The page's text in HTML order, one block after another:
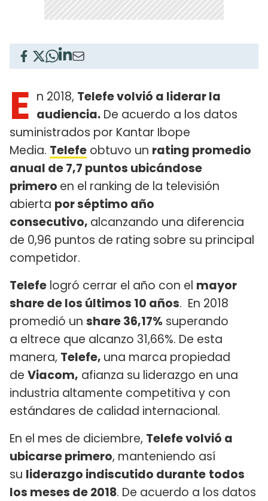
E n 2018, Telefe volvió a liderar la
audiencia. De acuerdo a los datos
suministrados por Kantar Ibope
Media. Telefe obtuvo un rating promedio
anual de 7,7 puntos ubicándose
primero en el ranking de la televisión
abierta por séptimo año
consecutivo, alcanzando una diferencia
de 0,96 puntos de rating sobre su principal
competidor.
Telefe logró cerrar el año con el mayor
share de los últimos 10 años. En 2018
promedió un share 36,17% superando
a eltrece que alcanzo 31,66%. De esta
manera, Telefe, una marca propiedad
de Viacom, afianza su liderazgo en una
industria altamente competitiva y con
estándares de calidad internacional.
En el mes de diciembre, Telefe volvió a
ubicarse primero, manteniendo así
su liderazgo indiscutido durante todos
los meses de 2018. De acuerdo a los datos